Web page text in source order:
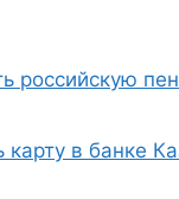
российскую
карту в банке